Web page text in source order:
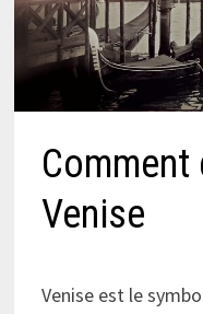
Venise
Venise est le